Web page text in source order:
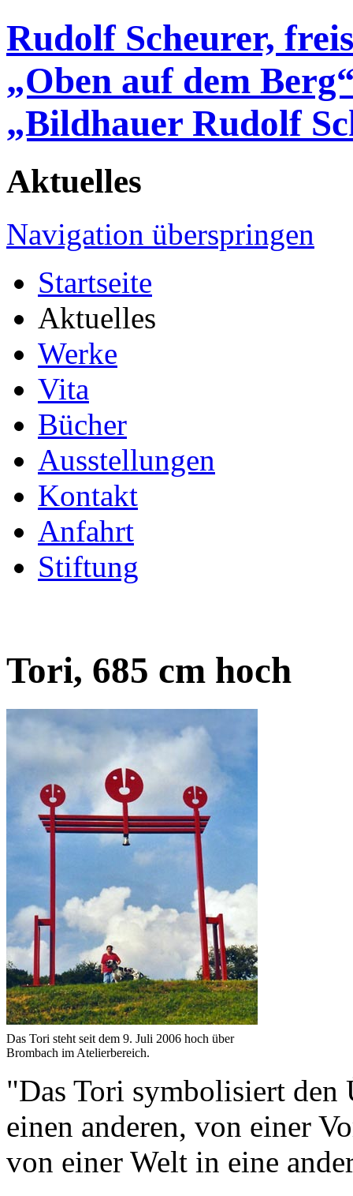
Rudolf Scheurer,
„Oben auf dem
„Bildhauer Rudolf
Aktuelles
Navigation überspringen
Startseite
Aktuelles
Werke
Vita
Bücher
Ausstellungen
Kontakt
Anfahrt
Stiftung
Tori, 685 cm hoch
Das Tori steht seit dem 9. Juli 2006 hoch über
Brombach im Atelierbereich.
"Das Tori symbolisiert den
einen anderen, von einer
von einer Welt in eine